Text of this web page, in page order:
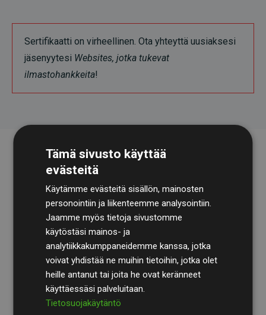
Sertifikaatti on virheellinen. Ota yhteyttä uusiaksesi
jäsenyytesi Websites, jotka tukevat
ilmastohankkeita!
TilintarkastusyhtiöBDOkäy säännöllisesti läpi
laskelmamme ja menetelmämme varmistaakseen
läpinäkyvyyden ja luotettavuuden.
Heidän tarkastuksensa osoittavat, että investoinnit
ilmastohankkeisiin kompensoivat keskimäärin
Tämä sivusto käyttää
evästeitä
Käytämme evästeitä sisällön, mainosten
personointiin ja liikenteemme analysointiin.
Jaamme myös tietoja sivustomme
käytöstäsi mainos- ja
analytiikkakumppaneidemme kanssa, jotka
voivat yhdistää ne muihin tietoihin, jotka olet
heille antanut tai joita he ovat keränneet
käyttäessäsi palveluitaan.
Tietosuojakäytäntö